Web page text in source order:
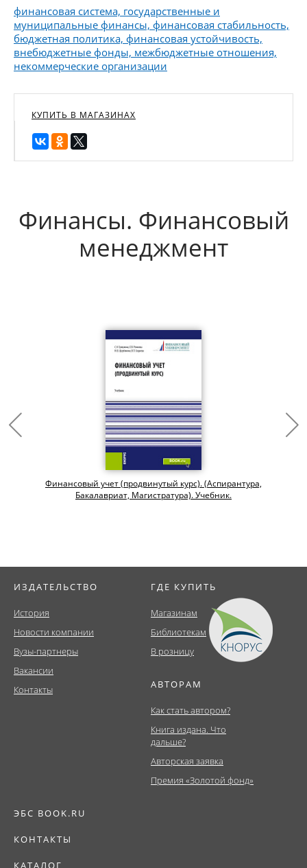
финансовая система, государственные и
муниципальные финансы, финансовая стабильность,
бюджетная политика, финансовая устойчивость,
внебюджетные фонды, межбюджетные отношения,
некоммерческие организации
КУПИТЬ В МАГАЗИНАХ
Финансы. Финансовый
менеджмент
Финансовый учет (продвинутый курс). (Аспирантура,
Бакалавриат, Магистратура). Учебник.
ИЗДАТЕЛЬСТВО
История
Новости компании
Вузы-партнеры
Вакансии
Контакты
ГДЕ КУПИТЬ
Магазинам
Библиотекам
В розницу
АВТОРАМ
Как стать автором?
Книга издана. Что
дальше?
Авторская заявка
Премия «Золотой фонд»
ЭБС BOOK.RU
КОНТАКТЫ
КАТАЛОГ